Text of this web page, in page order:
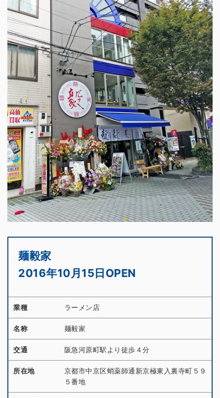
麺毅家
2016年10月15日OPEN
業種 ラーメン店
名称 麺毅家
交通 阪急河原町駅より徒歩４分
所在地
京都市中京区蛸薬師通新京極東入裏寺町５９
５番地